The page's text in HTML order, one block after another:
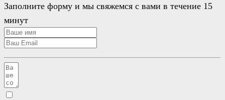
Заполните форму и мы свяжемся с вами в течение 15
минут